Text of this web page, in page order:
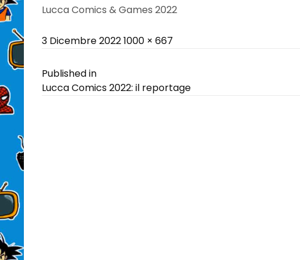
Lucca Comics & Games 2022
Posted
3 Dicembre 2022Full
1000 × 667
Navigazione
Published in
Lucca Comics 2022: il reportage